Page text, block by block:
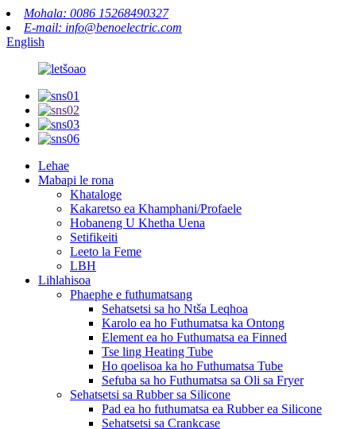
Mohala: 0086 15268490327
E-mail: info@benoelectric.com
English
Lehae
Mabapi le rona
Khataloge
Kakaretso ea Khamphani/Profaele
Hobaneng U Khetha Uena
Setifikeiti
Leeto la Feme
LBH
Lihlahisoa
Phaephe e futhumatsang
Sehatsetsi sa ho Ntša Leqhoa
Karolo ea ho Futhumatsa ka Ontong
Element ea ho Futhumatsa ea Finned
Tse ling Heating Tube
Ho qoelisoa ka ho Futhumatsa Tube
Sefuba sa ho Futhumatsa sa Oli sa Fryer
Sehatsetsi sa Rubber sa Silicone
Pad ea ho futhumatsa ea Rubber ea Silicone
Sehatsetsi sa Crankcase